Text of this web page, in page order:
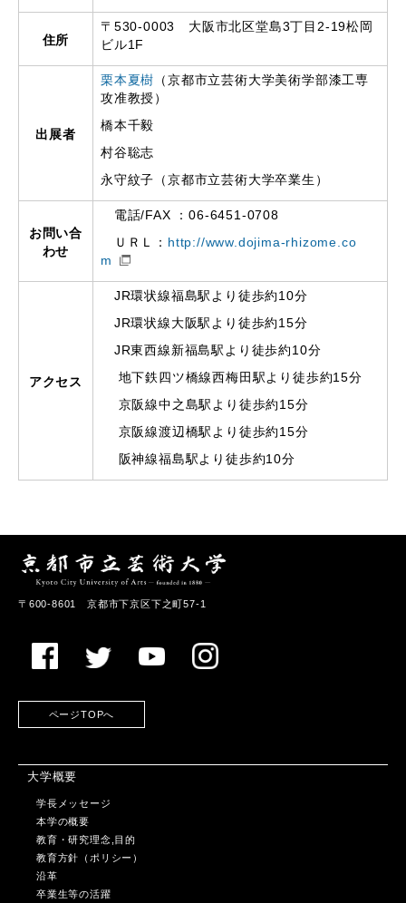
住所
〒530-0003 大阪市北区堂島3丁目2-19松岡
ビル1F
出展者
栗本夏樹 （京都市立芸術大学美術学部漆工専
攻准教授）
橋本千毅
村谷聡志
永守紋子（京都市立芸術大学卒業生）
お問い合
わせ
電話/FAX ：06-6451-0708
ＵＲＬ： http://www.dojima-rhizome.co
m
アクセス
JR環状線福島駅より徒歩約10分
JR環状線大阪駅より徒歩約15分
JR東西線新福島駅より徒歩約10分
地下鉄四ツ橋線西梅田駅より徒歩約15分
京阪線中之島駅より徒歩約15分
京阪線渡辺橋駅より徒歩約15分
阪神線福島駅より徒歩約10分
〒600-8601 京都市下京区下之町57-1
ページTOPへ
大学概要
学長メッセージ
本学の概要
教育・研究理念,目的
教育方針（ポリシー）
沿革
卒業生等の活躍